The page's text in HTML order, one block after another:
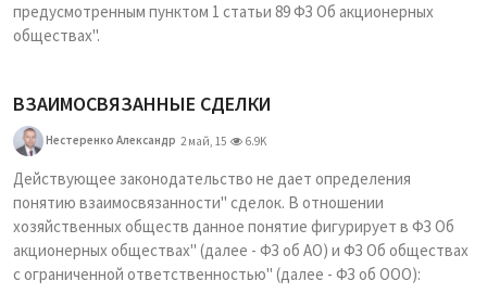
предусмотренным пунктом 1 статьи 89 ФЗ Об акционерных
обществах".
ВЗАИМОСВЯЗАННЫЕ СДЕЛКИ
Нестеренко Александр 2 май, 15 6.9K
Действующее законодательство не дает определения
понятию взаимосвязанности" сделок. В отношении
хозяйственных обществ данное понятие фигурирует в ФЗ Об
акционерных обществах" (далее - ФЗ об АО) и ФЗ Об обществах
с ограниченной ответственностью" (далее - ФЗ об ООО):